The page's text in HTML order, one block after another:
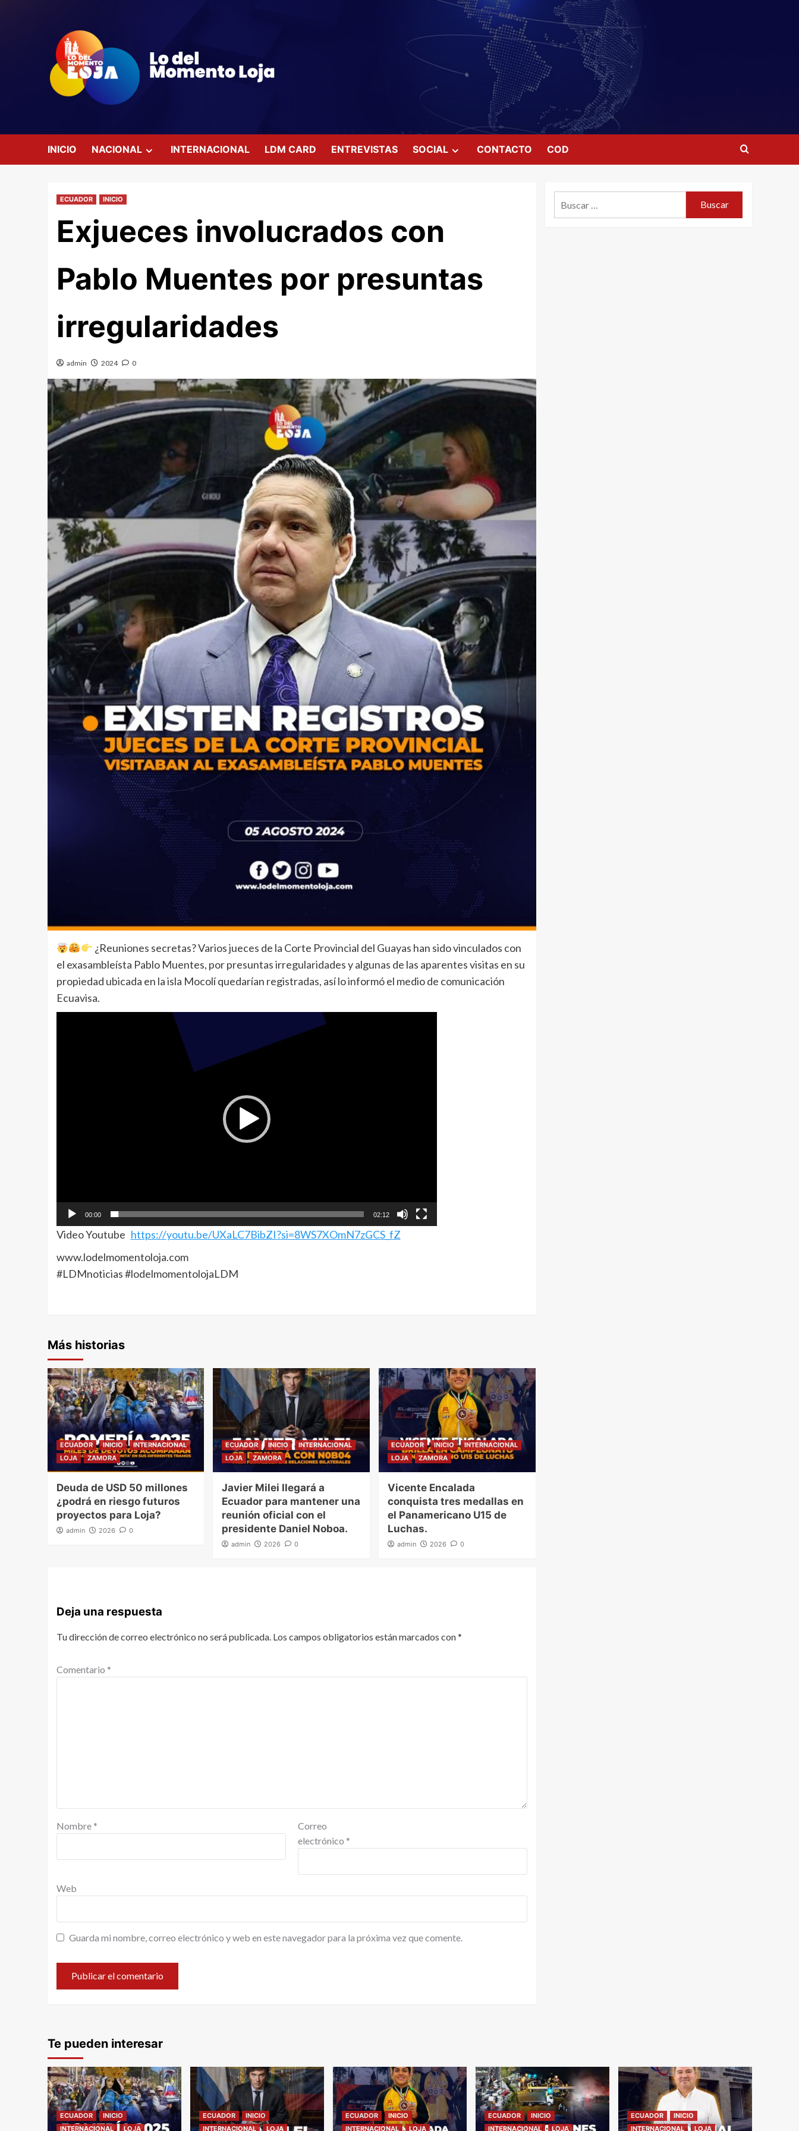
INICIO NACIONAL INTERNACIONAL LDM CARD ENTREVISTAS SOCIAL CONTACTO COD
ECUADOR INICIO
Exjueces involucrados con
Pablo Muentes por presuntas
irregularidades
admin 2024 0
¿Reuniones secretas? Varios jueces de la Corte Provincial del Guayas han sido vinculados con
el exasambleísta Pablo Muentes, por presuntas irregularidades y algunas de las aparentes visitas en su
propiedad ubicada en la isla Mocolí quedarían registradas, así lo informó el medio de comunicación
Ecuavisa.
00:00 02:12
Video Youtube https://youtu.be/UXaLC7BibZI?si=8WS7XOmN7zGCS_fZ
www.lodelmomentoloja.com
#LDMnoticias #lodelmomentolojaLDM
Más historias
ECUADOR INICIO
INTERNACIONAL
LOJA
ZAMORA
Deuda de USD 50 millones
¿podrá en riesgo futuros
proyectos para Loja?
admin 2026 0
ECUADOR INICIO
INTERNACIONAL
LOJA
ZAMORA
Javier Milei llegará a
Ecuador para mantener una
reunión oficial con el
presidente Daniel Noboa.
admin 2026 0
ECUADOR INICIO
INTERNACIONAL
LOJA
ZAMORA
Vicente Encalada
conquista tres medallas en
el Panamericano U15 de
Luchas.
admin 2026 0
Deja una respuesta
Tu dirección de correo electrónico no será publicada. Los campos obligatorios están marcados con*
Comentario *
Nombre *
Correo
electrónico *
Web
Guarda mi nombre, correo electrónico y web en este navegador para la próxima vez que comente.
Te pueden interesar
ECUADOR
INICIO
INTERNACIONAL
LOJA
ECUADOR
INICIO
INTERNACIONAL
LOJA
ECUADOR
INICIO
INTERNACIONAL
LOJA
ECUADOR
INICIO
INTERNACIONAL
LOJA
ECUADOR
INICIO
INTERNACIONAL
LOJA